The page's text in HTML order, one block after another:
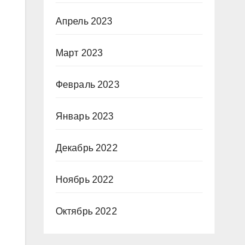
Апрель 2023
Март 2023
Февраль 2023
Январь 2023
Декабрь 2022
Ноябрь 2022
Октябрь 2022